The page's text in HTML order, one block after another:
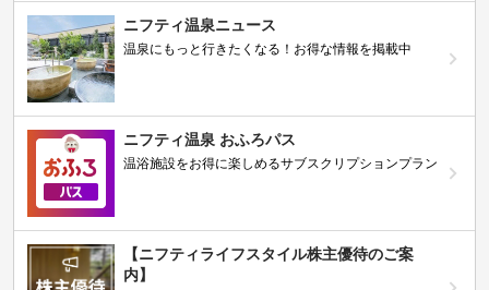
ニフティ温泉ニュース
温泉にもっと行きたくなる！お得な情報を掲載中
ニフティ温泉 おふろパス
温浴施設をお得に楽しめるサブスクリプションプラン
【ニフティライフスタイル株主優待のご案
内】